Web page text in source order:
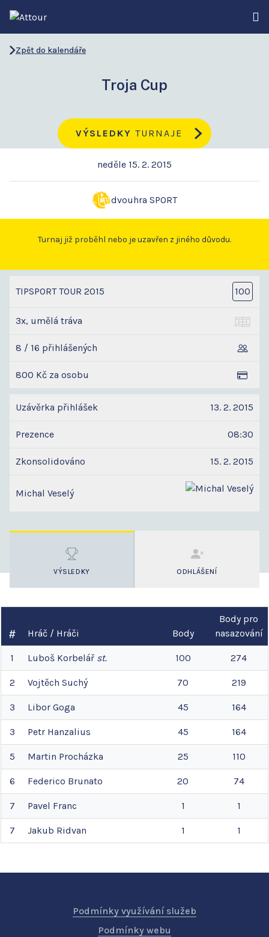
Zpět do kalendáře
Troja Cup
VÝSLEDKY TURNAJE
neděle 15. 2. 2015
dvouhra SPORT
Turnaj již proběhl nebo je uzavřen z jiného důvodu.
TIPSPORT TOUR 2015 100
3x, umělá tráva
8 / 16 přihlášených
800 Kč za osobu
Uzávěrka přihlášek 13. 2. 2015
Prezence 08:30
Zkonsolidováno 15. 2. 2015
Michal Veselý
VÝSLEDKY ODHLÁŠENÍ
Hráč / Hráči Body
Body pro
nasazování
1 Luboš Korbelář st. 100 274
2 Vojtěch Suchý 70 219
3 Libor Goga 45 164
3 Petr Hanzalius 45 164
5 Martin Procházka 25 110
6 Federico Brunato 20 74
7 Pavel Franc 1 1
7 Jakub Ridvan 1 1
Podmínky využívání služeb
Podmínky webu